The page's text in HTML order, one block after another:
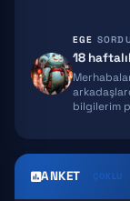
MELANOTAN 2
EPITALON
EGE SORDU
bilgilerim
ANKET ÇOKLU